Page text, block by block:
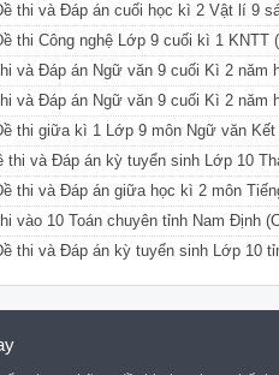
thi và Đáp án cuối học kì 2 Vật lí 9
thi Công nghệ Lớp 9 cuối kì 1 KNTT
và Đáp án Ngữ văn 9 cuối Kì 2 năm
và Đáp án Ngữ văn 9 cuối Kì 2 năm
thi giữa kì 1 Lớp 9 môn Ngữ văn
thi và Đáp án kỳ tuyển sinh Lớp 10
thi và Đáp án giữa học kì 2 môn
vào 10 Toán chuyên tỉnh Nam Định
thi và Đáp án kỳ tuyển sinh Lớp 10